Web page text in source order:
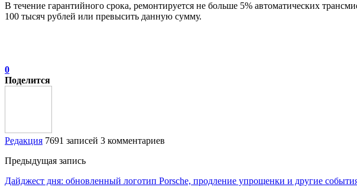
В течение гарантийного срока, ремонтируется не больше 5% автоматических
100 тысяч рублей или превысить данную сумму.
0
Поделится
Редакция 7691 записей 3 комментариев
Предыдущая запись
Дайджест дня: обновленный логотип Porsche, продление упрощенки и другие